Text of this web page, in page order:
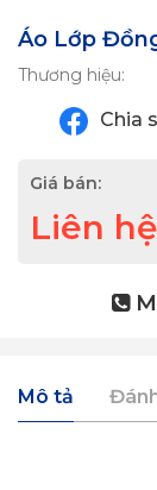
Áo Lớp
Thương hiệu:
Chia
Giá bán:
Liên hệ
Mô tả